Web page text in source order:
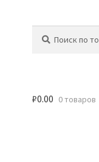
₽0.00 0 товаров